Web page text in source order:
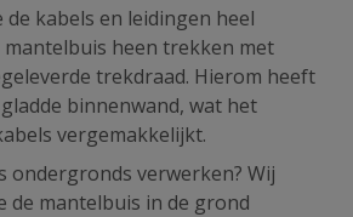
de kabels en leidingen heel
heen trekken met
trekdraad. Hierom heeft
binnenwand, wat het
vergemakkelijkt.
ondergronds verwerken? Wij
de mantelbuis in de grond